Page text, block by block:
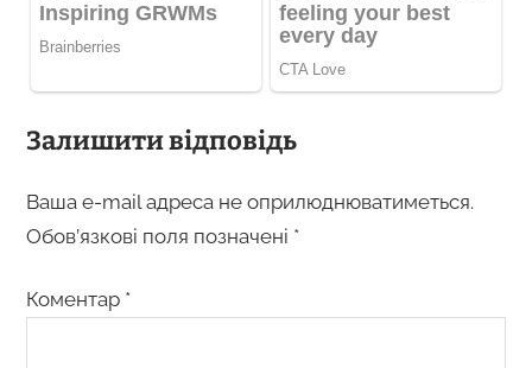
Залишити відповідь
Ваша e-mail адреса не оприлюднюватиметься.
Обов’язкові поля позначені *
Коментар *